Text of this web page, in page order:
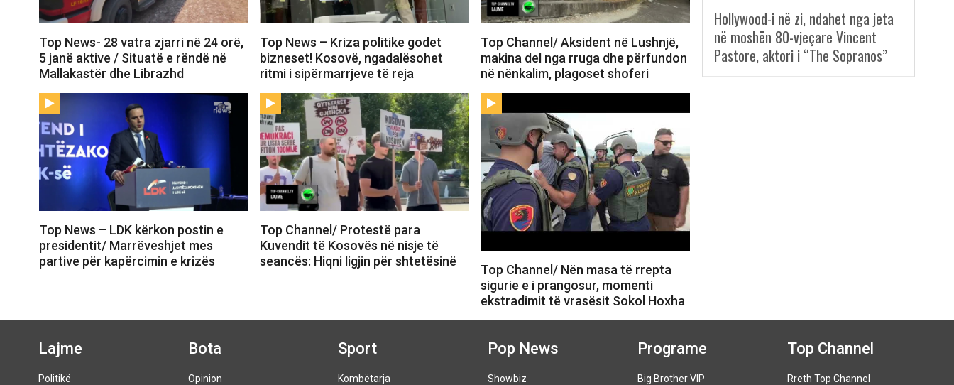
Top News- 28 vatra zjarri në 24 orë,
5 janë aktive / Situatë e rëndë në
Mallakastër dhe Librazhd
Top News – Kriza politike godet
bizneset! Kosovë, ngadalësohet
ritmi i sipërmarrjeve të reja
Top Channel/ Aksident në Lushnjë,
makina del nga rruga dhe përfundon
në nënkalim, plagoset shoferi
Top News – LDK kërkon postin e
presidentit/ Marrëveshjet mes
partive për kapërcimin e krizës
Top Channel/ Protestë para
Kuvendit të Kosovës në nisje të
seancës: Hiqni ligjin për shtetësinë
Top Channel/ Nën masa të rrepta
sigurie e i prangosur, momenti
ekstradimit të vrasësit Sokol Hoxha
Hollywood-i në zi, ndahet nga jeta
në moshën 80-vjeçare Vincent
Pastore, aktori i “The Sopranos”
Lajme
Politikë
Bota
Opinion
Sport
Kombëtarja
Pop News
Showbiz
Programe
Big Brother VIP
Top Channel
Rreth Top Channel